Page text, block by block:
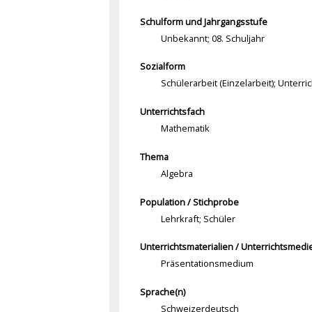
Schulform und Jahrgangsstufe
Unbekannt; 08. Schuljahr
Sozialform
Schülerarbeit (Einzelarbeit);
Unterrichtsfach
Mathematik
Thema
Algebra
Population / Stichprobe
Lehrkraft; Schüler
Unterrichtsmaterialien /
Präsentationsmedium
Sprache(n)
Schweizerdeutsch